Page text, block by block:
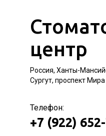
центр
Россия, Ханты-
Сургут, проспект Мира
Телефон:
+7 (922)